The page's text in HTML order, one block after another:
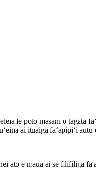
le poto masani o tagata
ai ituaiga faʻapipiʻi autu
ato e maua ai se filifiliga